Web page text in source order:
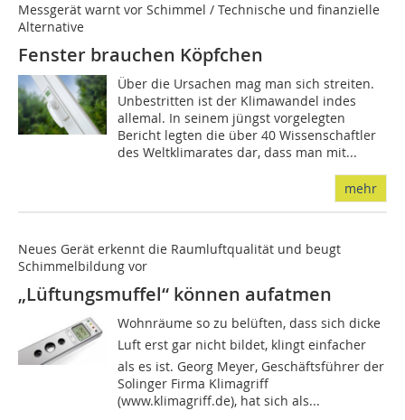
Messgerät warnt vor Schimmel / Technische und finanzielle
Alternative
Fenster brauchen Köpfchen
Über die Ursachen mag man sich streiten.
Unbestritten ist der Klimawandel indes
allemal. In seinem jüngst vorgelegten
Bericht legten die über 40 Wissenschaftler
des Weltklimarates dar, dass man mit...
mehr
Neues Gerät erkennt die Raumluftqualität und beugt
Schimmelbildung vor
„Lüftungsmuffel“ können aufatmen
Wohnräume so zu belüften, dass sich dicke
Luft erst gar nicht bildet, klingt einfacher
als es ist. Georg Meyer, Geschäftsführer der
Solinger Firma Klimagriff
(www.klimagriff.de), hat sich als...